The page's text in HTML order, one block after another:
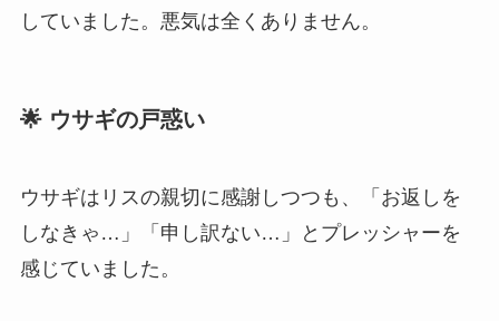
していました。悪気は全くありません。
🌟 ウサギの戸惑い
ウサギはリスの親切に感謝しつつも、「お返しを
しなきゃ…」「申し訳ない…」とプレッシャーを
感じていました。